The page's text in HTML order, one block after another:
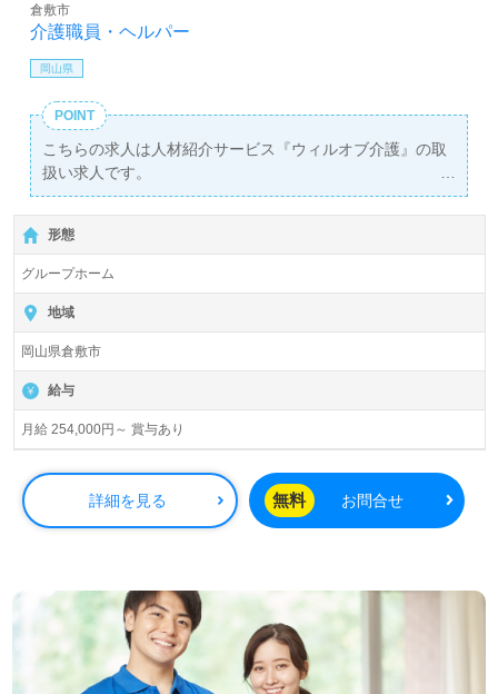
介護職員・ヘルパー
倉敷市
岡山県
POINT
こちらの求人は人材紹介サービス『ウィルオブ介護』の取
扱い求人です。
詳細に関してお気軽にご相談ください♪
【無料】で皆さんの転職活動をサポートいたします。
形態
グループホーム
地域
岡山県倉敷市
給与
月給 254,000円～ 賞与あり
詳細を見る 無料 お問合せ